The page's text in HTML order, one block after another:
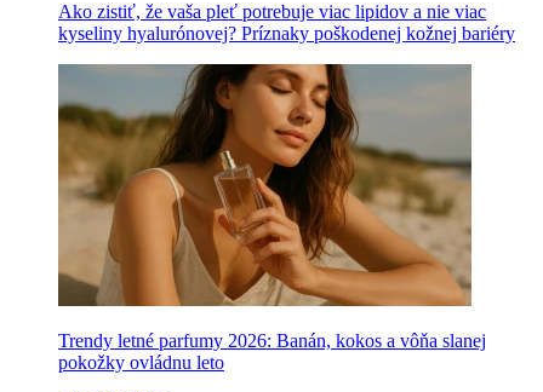
Ako zistiť, že vaša pleť potrebuje viac lipidov a nie viac
kyseliny hyalurónovej? Príznaky poškodenej kožnej bariéry
Trendy letné parfumy 2026: Banán, kokos a vôňa slanej
pokožky ovládnu leto